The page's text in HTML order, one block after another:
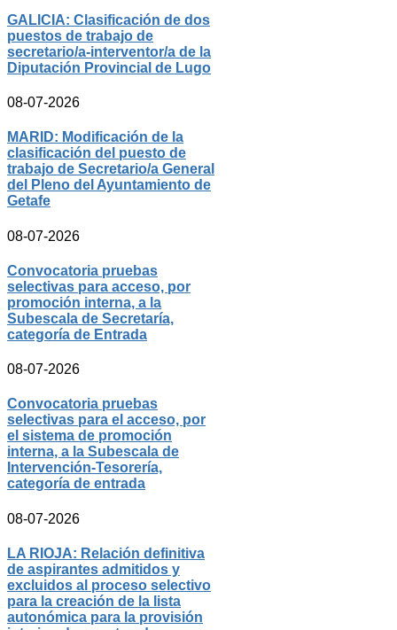
GALICIA: Clasificación de dos
puestos de trabajo de
secretario/a-interventor/a de la
Diputación Provincial de Lugo
08-07-2026
MARID: Modificación de la
clasificación del puesto de
trabajo de Secretario/a General
del Pleno del Ayuntamiento de
Getafe
08-07-2026
Convocatoria pruebas
selectivas para acceso, por
promoción interna, a la
Subescala de Secretaría,
categoría de Entrada
08-07-2026
Convocatoria pruebas
selectivas para el acceso, por
el sistema de promoción
interna, a la Subescala de
Intervención-Tesorería,
categoría de entrada
08-07-2026
LA RIOJA: Relación definitiva
de aspirantes admitidos y
excluidos al proceso selectivo
para la creación de la lista
autonómica para la provisión